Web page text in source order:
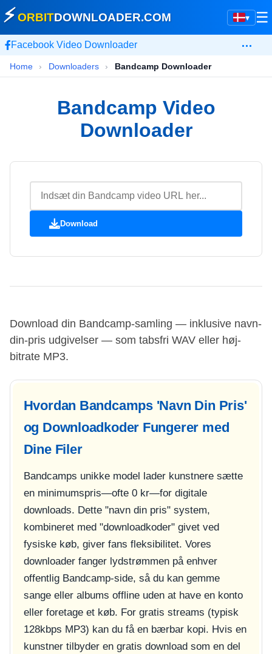
▾
⚡ORBITDOWNLOADER.COM ☰
Facebook Video Downloader …
Home › Downloaders › Bandcamp Downloader
Bandcamp Video
Downloader
Download
Download din Bandcamp-samling — inklusive navn-
din-pris udgivelser — som tabsfri WAV eller høj-
bitrate MP3.
Hvordan Bandcamps 'Navn Din Pris'
og Downloadkoder Fungerer med
Dine Filer
Bandcamps unikke model lader kunstnere sætte
en minimumspris—ofte 0 kr—for digitale
downloads. Dette "navn din pris" system,
kombineret med "downloadkoder" givet ved
fysiske køb, giver fans fleksibilitet. Vores
downloader fanger lydstrømmen på enhver
offentlig Bandcamp-side, så du kan gemme
sange eller albums offline uden at have en konto
eller foretage et køb. For gratis streams (typisk
128kbps MP3) kan du få en bærbar kopi. Hvis en
kunstner tilbyder en gratis download som en del